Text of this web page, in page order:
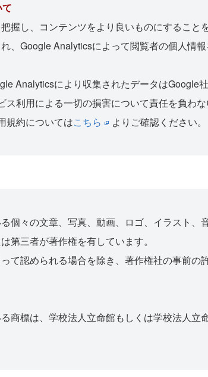
握し、コンテンツをより良いものにするこ
、Google Analyticsによって閲覧者の個人情
Analyticsにより収集されたデータは
利用による一切の損害について責任を負わな
規約についてはこちら よりご確認ください。
個々の文章、写真、動画、ロゴ、イラスト
第三者が著作権を有しています。
て認められる場合を除き、著作権社の事前
商標は、学校法人立命館もしくは学校法人